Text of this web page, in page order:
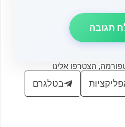
הצטרפו אלינו
בטלגרם